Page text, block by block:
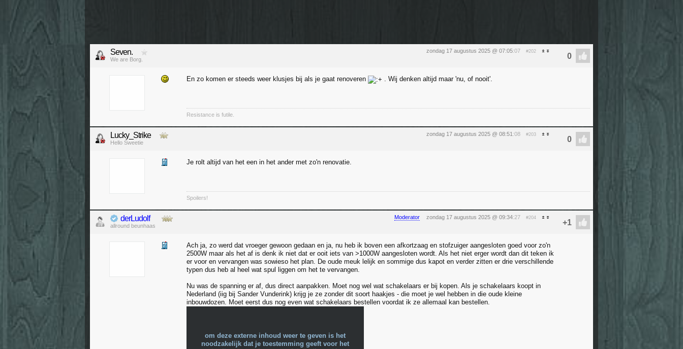
zondag 17 augustus 2025 @ 07:05:07 #202
Seven.
We are Borg.
En zo komen er steeds weer klusjes bij als je gaat renoveren . Wij denken altijd maar 'nu, of nooit'.
Resistance is futile.
zondag 17 augustus 2025 @ 08:51 :08 #203
Lucky_Strike
Hello Sweetie
Je rolt altijd van het een in het ander met zo'n renovatie.
Spoilers!
Moderator zondag 17 augustus 2025 @ 09:34:27 #204
derLudolf
allround beunhaas
Ach ja, zo werd dat vroeger gewoon gedaan en ja, nu heb ik boven een afkortzaag en stofzuiger aangesloten goed voor zo'n
2500W maar als het af is denk ik niet dat er ooit iets van >1000W aangesloten wordt. Als het niet erger wordt dan dit teken ik
er voor en vervangen was sowieso het plan. De oude meuk lelijk en sommige dus kapot en verder zitten er drie verschillende
typen dus heb al heel wat spul liggen om het te vervangen.
Nu was de spanning er af, dus direct aanpakken. Moet nog wel wat schakelaars er bij kopen. Als je schakelaars koopt in
Nederland (iig bij Sander Vunderink) krijg je ze zonder dit soort haakjes - die moet je wel hebben in die oude kleine
inbouwdozen. Moet eerst dus nog even wat schakelaars bestellen voordat ik ze allemaal kan bestellen.
om deze externe inhoud weer te geven is het
noodzakelijk dat je toestemming geeft voor het